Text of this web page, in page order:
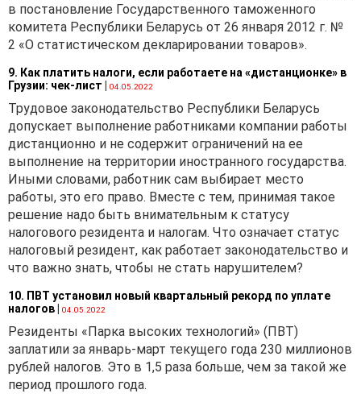
в постановление Государственного таможенного
комитета Республики Беларусь от 26 января 2012 г. №
2 «О статистическом декларировании товаров».
9. Как платить налоги, если работаете на «дистанционке» в
Грузии: чек-лист
04.05.2022
Трудовое законодательство Республики Беларусь
допускает выполнение работниками компании работы
дистанционно и не содержит ограничений на ее
выполнение на территории иностранного государства.
Иными словами, работник сам выбирает место
работы, это его право. Вместе с тем, принимая такое
решение надо быть внимательным к статусу
налогового резидента и налогам. Что означает статус
налоговый резидент, как работает законодательство и
что важно знать, чтобы не стать нарушителем?
10. ПВТ установил новый квартальный рекорд по уплате
налогов
04.05.2022
Резиденты «Парка высоких технологий» (ПВТ)
заплатили за январь-март текущего года 230 миллионов
рублей налогов. Это в 1,5 раза больше, чем за такой же
период прошлого года.